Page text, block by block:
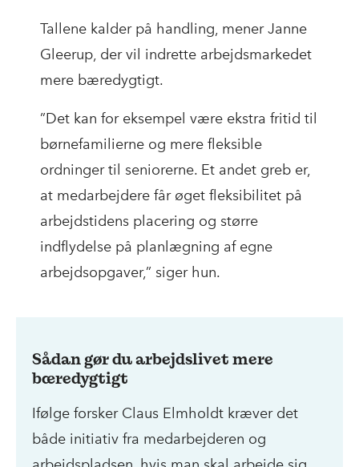
Tallene kalder på handling, mener Janne
Gleerup, der vil indrette arbejdsmarkedet
mere bæredygtigt.
”Det kan for eksempel være ekstra fritid til
børnefamilierne og mere fleksible
ordninger til seniorerne. Et andet greb er,
at medarbejdere får øget fleksibilitet på
arbejdstidens placering og større
indflydelse på planlægning af egne
arbejdsopgaver,” siger hun.
Sådan gør du arbejdslivet mere
bæredygtigt
Ifølge forsker Claus Elmholdt kræver det
både initiativ fra medarbejderen og